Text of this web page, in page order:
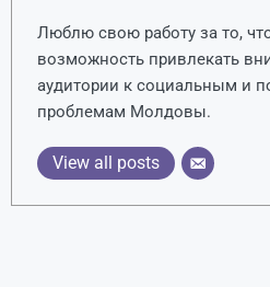
Люблю свою работу за то,
возможность привлекать
аудитории к социальным и
проблемам Молдовы.
View all posts